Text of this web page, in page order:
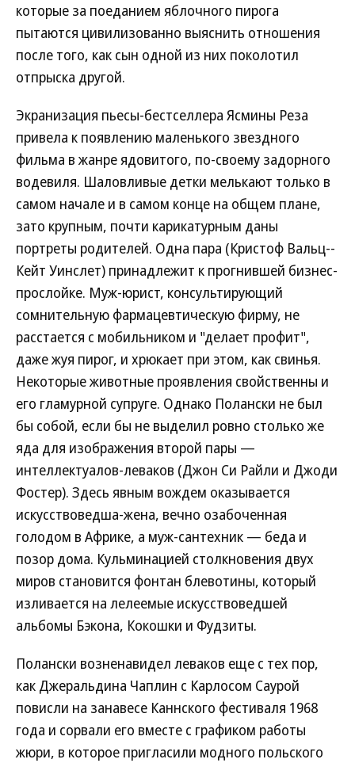
которые за поеданием яблочного пирога
пытаются цивилизованно выяснить отношения
после того, как сын одной из них поколотил
отпрыска другой.
Экранизация пьесы-бестселлера Ясмины Реза
привела к появлению маленького звездного
фильма в жанре ядовитого, по-своему задорного
водевиля. Шаловливые детки мелькают только в
самом начале и в самом конце на общем плане,
зато крупным, почти карикатурным даны
портреты родителей. Одна пара (Кристоф Вальц--
Кейт Уинслет) принадлежит к прогнившей бизнес-
прослойке. Муж-юрист, консультирующий
сомнительную фармацевтическую фирму, не
расстается с мобильником и "делает профит",
даже жуя пирог, и хрюкает при этом, как свинья.
Некоторые животные проявления свойственны и
его гламурной супруге. Однако Полански не был
бы собой, если бы не выделил ровно столько же
яда для изображения второй пары —
интеллектуалов-леваков (Джон Си Райли и Джоди
Фостер). Здесь явным вождем оказывается
искусствоведша-жена, вечно озабоченная
голодом в Африке, а муж-сантехник — беда и
позор дома. Кульминацией столкновения двух
миров становится фонтан блевотины, который
изливается на лелеемые искусствоведшей
альбомы Бэкона, Кокошки и Фудзиты.
Полански возненавидел леваков еще с тех пор,
как Джеральдина Чаплин с Карлосом Саурой
повисли на занавесе Каннского фестиваля 1968
года и сорвали его вместе с графиком работы
жюри, в которое пригласили модного польского